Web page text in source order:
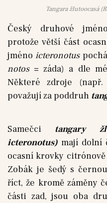
Tangara žlutoocasá
Český druhové
protože větší část
jménoicteronotus
notos= záda) a dle
Některé zdroje
považují za poddruh
Samečci tangary
icteronotus) mají dolní
ocasní krovky
Zobák je šedý s
říct, že kromě záměny
části zad, jsou oba